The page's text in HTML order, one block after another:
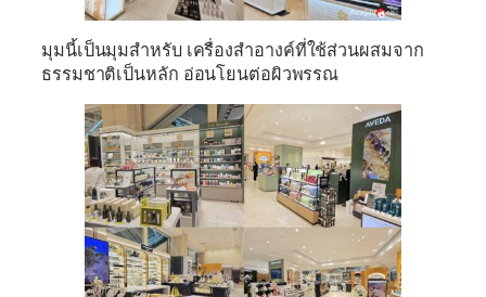
มุมนี้เป็นมุมสำหรับ เครื่องสำอางค์ที่ใช้ส่วนผสมจาก
ธรรมชาติเป็นหลัก อ่อนโยนต่อผิวพรรณ